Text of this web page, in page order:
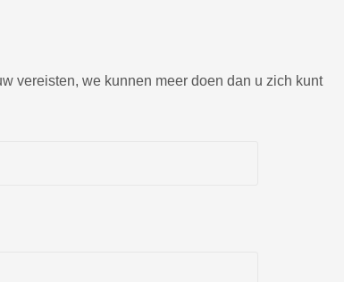
vereisten, we kunnen meer doen dan u zich kunt